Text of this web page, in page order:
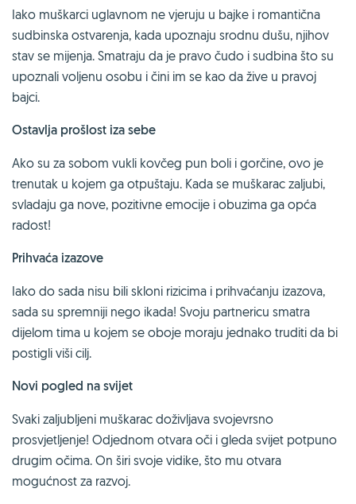
Iako muškarci uglavnom ne vjeruju u bajke i romantična
sudbinska ostvarenja, kada upoznaju srodnu dušu, njihov
stav se mijenja. Smatraju da je pravo čudo i sudbina što su
upoznali voljenu osobu i čini im se kao da žive u pravoj
bajci.
Ostavlja prošlost iza sebe
Ako su za sobom vukli kovčeg pun boli i gorčine, ovo je
trenutak u kojem ga otpuštaju. Kada se muškarac zaljubi,
svladaju ga nove, pozitivne emocije i obuzima ga opća
radost!
Prihvaća izazove
Iako do sada nisu bili skloni rizicima i prihvaćanju izazova,
sada su spremniji nego ikada! Svoju partnericu smatra
dijelom tima u kojem se oboje moraju jednako truditi da bi
postigli viši cilj.
Novi pogled na svijet
Svaki zaljubljeni muškarac doživljava svojevrsno
prosvjetljenje! Odjednom otvara oči i gleda svijet potpuno
drugim očima. On širi svoje vidike, što mu otvara
mogućnost za razvoj.